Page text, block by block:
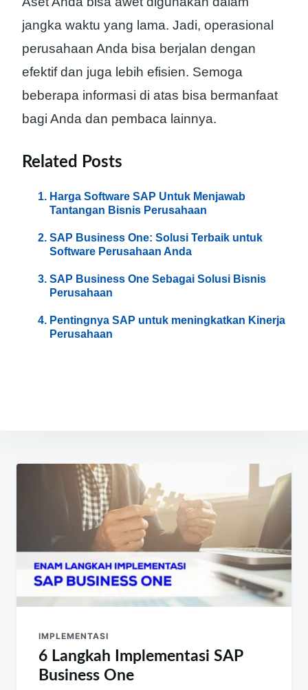
jangka waktu yang lama. Jadi, operasional
perusahaan Anda bisa berjalan dengan
efektif dan juga lebih efisien. Semoga
beberapa informasi di atas bisa bermanfaat
bagi Anda dan pembaca lainnya.
Related Posts
Harga Software SAP Untuk Menjawab
Tantangan Bisnis Perusahaan
SAP Business One: Solusi Terbaik untuk
Software Perusahaan Anda
SAP Business One Sebagai Solusi Bisnis
Perusahaan
Pentingnya SAP untuk meningkatkan Kinerja
Perusahaan
Navigasi
IMPLEMENTASI
6 Langkah Implementasi SAP
Business One